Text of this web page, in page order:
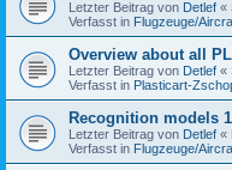
Letzter Beitrag von Detlef «
Verfasst in Flugzeuge/
Overview about all
Letzter Beitrag von Detlef «
Verfasst in Plasticart-
Recognition models
Letzter Beitrag von Detlef «
Verfasst in Flugzeuge/